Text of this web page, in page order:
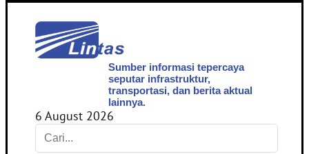
Sumber informasi tepercaya
seputar infrastruktur,
transportasi, dan berita aktual
lainnya.
6 August 2026